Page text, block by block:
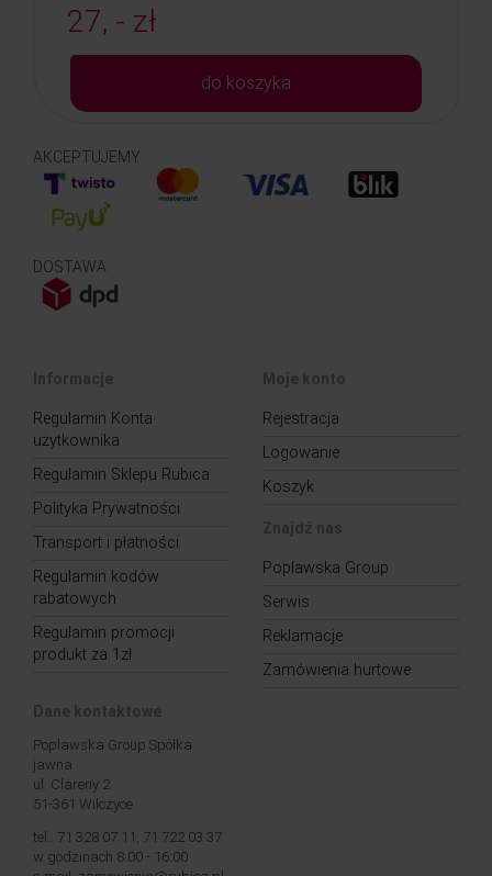
27, - zł
do koszyka
AKCEPTUJEMY
DOSTAWA
Informacje
Regulamin Konta
użytkownika
Regulamin Sklepu Rubica
Polityka Prywatności
Transport i płatności
Regulamin kodów
rabatowych
Regulamin promocji
produkt za 1zł
Moje konto
Rejestracja
Logowanie
Koszyk
Znajdź nas
Poplawska Group
Serwis
Reklamacje
Zamówienia hurtowe
Dane kontaktowe
Poplawska Group Spółka
jawna
ul. Clareny 2
51-361 Wilczyce
tel.: 71 328 07 11, 71 722 03 37
w godzinach 8:00 - 16:00